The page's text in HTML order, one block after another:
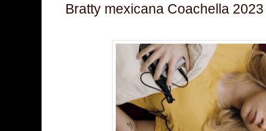
Bratty mexicana Coachella 2023